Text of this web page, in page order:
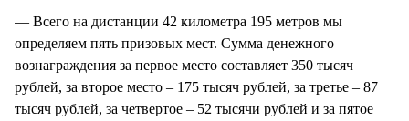
— Всего на дистанции 42 километра 195 метров мы
определяем пять призовых мест. Сумма денежного
вознаграждения за первое место составляет 350 тысяч
рублей, за второе место – 175 тысяч рублей, за третье – 87
тысяч рублей, за четвертое – 52 тысячи рублей и за пятое